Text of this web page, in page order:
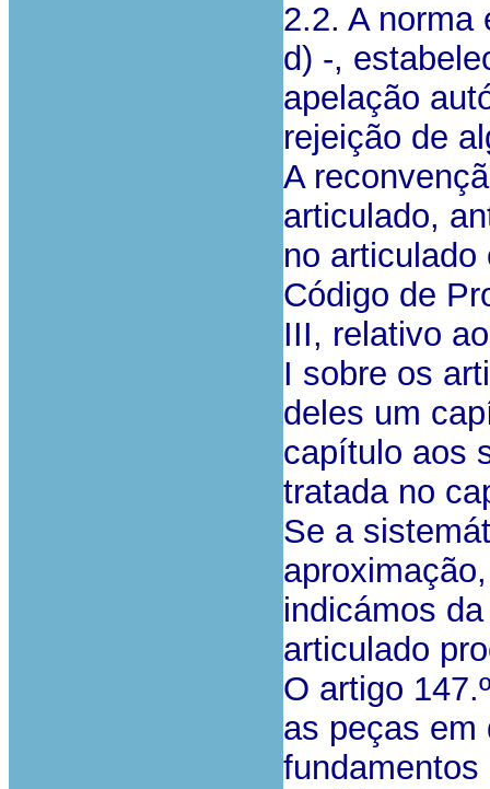
2.2. A norma
d) -,
apelação
rejeição de
A
articulado,
no
Código de
III, relativo
I sobre os
deles um
capítulo aos
tratada no
Se a
indicámos
articulado
O artigo
as peças em